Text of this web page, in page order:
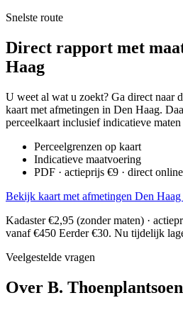
Snelste route
Direct rapport met
Haag
U weet al wat u zoekt? Ga direct naar
kaart met afmetingen in Den Haag.
perceelkaart inclusief indicatieve maten
Perceelgrenzen op kaart
Indicatieve maatvoering
PDF · actieprijs €9 · direct online
Bekijk kaart met afmetingen Den
Kadaster €2,95 (zonder maten) ·
vanaf €450 Eerder €30. Nu tijdelijk
Veelgestelde vragen
Over B.